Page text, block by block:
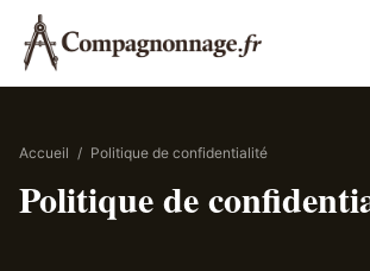
Accueil / Politique de confidentialité
Politique de